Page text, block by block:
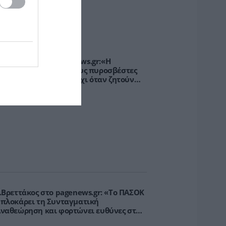
Μπαλατσούκας pagenews.gr:«Η
θυμάται τους πυροσβέστες
όταν τους λέει ήρωες–όχι όταν ζητούν
στο pagenews.gr: «Το ΠΑΣΟΚ
τη Συνταγματική
και φορτώνει ευθύνες στη